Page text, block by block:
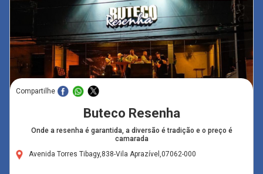
Compartilhe
Buteco Resenha
Onde a resenha é garantida, a diversão é tradição e o preço é
camarada
Avenida Torres Tibagy,838-Vila Aprazível,07062-000